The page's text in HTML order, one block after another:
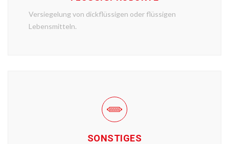
Versiegelung von dickflüssigen oder flüssigen
Lebensmitteln.
SONSTIGES